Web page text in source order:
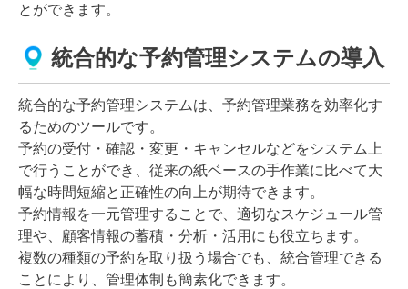
とができます。
統合的な予約管理システムの導入
統合的な予約管理システムは、予約管理業務を効率化す
るためのツールです。
予約の受付・確認・変更・キャンセルなどをシステム上
で行うことができ、従来の紙ベースの手作業に比べて大
幅な時間短縮と正確性の向上が期待できます。
予約情報を一元管理することで、適切なスケジュール管
理や、顧客情報の蓄積・分析・活用にも役立ちます。
複数の種類の予約を取り扱う場合でも、統合管理できる
ことにより、管理体制も簡素化できます。